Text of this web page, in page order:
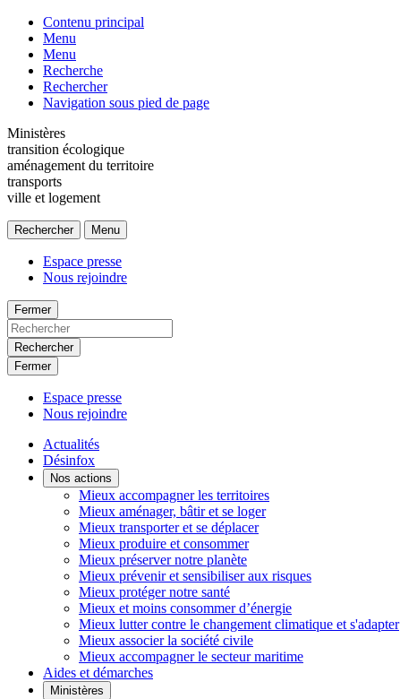
Contenu principal
Menu
Menu
Recherche
Rechercher
Navigation sous pied de page
Ministères
transition écologique
aménagement du territoire
transports
ville et logement
Rechercher Menu
Espace presse
Nous rejoindre
Fermer
Rechercher
Fermer
Espace presse
Nous rejoindre
Actualités
Désinfox
Nos actions
Mieux accompagner les territoires
Mieux aménager, bâtir et se loger
Mieux transporter et se déplacer
Mieux produire et consommer
Mieux préserver notre planète
Mieux prévenir et sensibiliser aux risques
Mieux protéger notre santé
Mieux et moins consommer d’énergie
Mieux lutter contre le changement climatique et s'adapter
Mieux associer la société civile
Mieux accompagner le secteur maritime
Aides et démarches
Ministères